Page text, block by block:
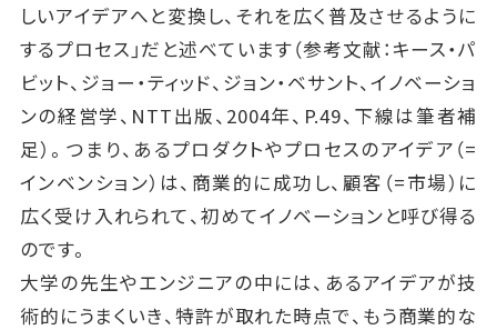
しいアイデアへと変換し、それを広く普及させるように
するプロセス」だと述べています（参考文献：キース・パ
ビット、ジョー・ティッド、ジョン・ベサント、イノベーショ
ンの経営学、NTT出版、2004年、P.49、下線は筆者補
足）。つまり、あるプロダクトやプロセスのアイデア（=
インベンション）は、商業的に成功し、顧客（=市場）に
広く受け入れられて、初めてイノベーションと呼び得る
のです。
大学の先生やエンジニアの中には、あるアイデアが技
術的にうまくいき、特許が取れた時点で、もう商業的な